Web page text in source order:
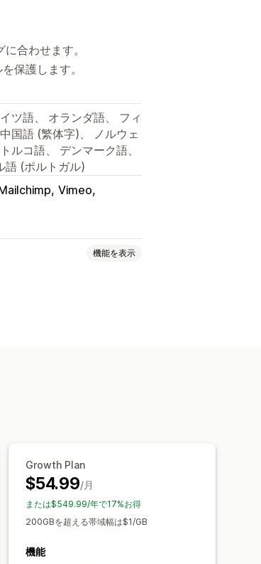
合わせます。
保護します。
ツ語、 オランダ語、 フィ
国語 (繁体字)、 ノルウェ
ルコ語、 デンマーク語、
語 (ポルトガル)
Vimeo
機能を表示
Growth Plan
$54.99/月
または$549.99/年で17%お得
200GBを超える帯域幅は$1/GB
機能